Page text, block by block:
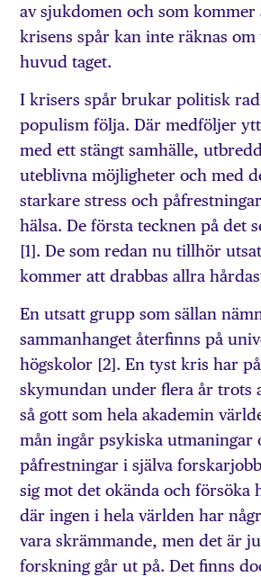
av sjukdomen och som
krisens spår kan inte räknas
huvud taget.
I krisers spår brukar politisk
populism följa. Där medföljer
med ett stängt samhälle,
uteblivna möjligheter och med
starkare stress och
hälsa. De första tecknen på det
[1]. De som redan nu tillhör
kommer att drabbas allra
En utsatt grupp som sällan
sammanhanget återfinns på
högskolor [2]. En tyst kris har
skymundan under flera år trots
så gott som hela akademin
mån ingår psykiska utmaningar
påfrestningar i själva
sig mot det okända och försöka
där ingen i hela världen har
vara skrämmande, men det är
forskning går ut på. Det finns